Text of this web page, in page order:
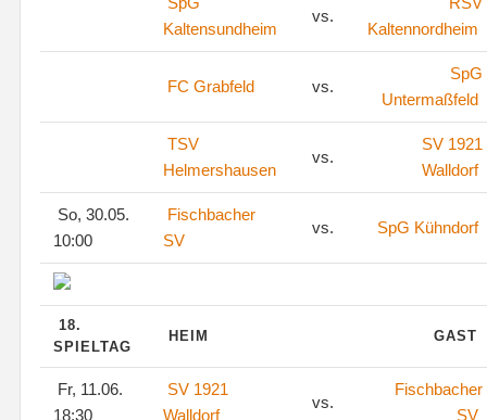
Kaltensundheim
vs.
Kaltennordheim
FC Grabfeld vs.
SpG
Untermaßfeld
TSV
Helmershausen
vs.
SV 1921
Walldorf
So, 30.05.
10:00
Fischbacher
SV
vs. SpG Kühndorf
18.
SPIELTAG
HEIM GAST
Fr, 11.06.
18:30
SV 1921
Walldorf
vs.
Fischbacher
SV